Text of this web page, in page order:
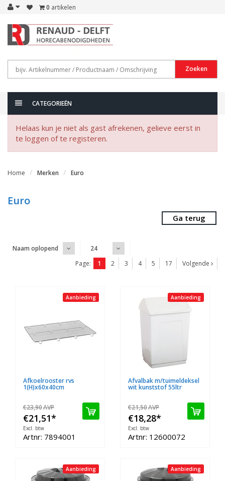
0 artikelen
Zoeken
CATEGORIEËN
Helaas kun je niet als gast afrekenen, gelieve eerst in
te loggen of te registeren.
Home Merken Euro
Euro
Ga terug
Naam oplopend
24
Page:
1 2 3 4 5 17 Volgende
Aanbieding
Afkoelrooster rvs
1(H)x60x40cm
€23,90AVP
€21,51*
Excl. btw
Artnr: 7894001
Aanbieding
Afvalbak m/tuimeldeksel
wit kunststof 55ltr
€21,50AVP
€18,28*
Excl. btw
Artnr: 12600072
Aanbieding Aanbieding